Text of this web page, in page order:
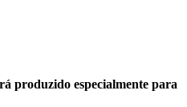
produzido especialmente para